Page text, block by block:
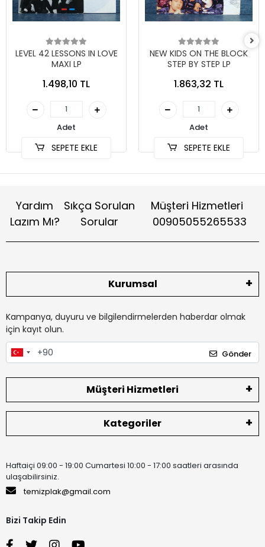
LEVEL 42 LESSONS IN LOVE
MAXI LP
1.498,10 TL
Adet
SEPETE EKLE
NEW KIDS ON THE BLOCK
STEP BY STEP LP
1.863,32 TL
Adet
SEPETE EKLE
Yardım
Lazım Mı?
Sıkça Sorulan
Sorular
Müşteri Hizmetleri
00905055265533
Kurumsal
Kampanya, duyuru ve bilgilendirmelerden haberdar olmak
için kayıt olun.
Gönder
Müşteri Hizmetleri
Kategoriler
Haftaiçi 09:00 - 19:00 Cumartesi 10:00 - 17:00 saatleri arasında
ulaşabilirsiniz.
temizplak@gmail.com
Bizi Takip Edin